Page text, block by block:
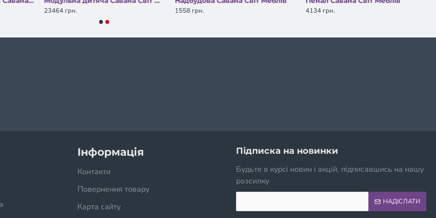
23464 грн.
1558 грн.
4134 грн.
Інформація
Контакти
Повернення товару
Карта сайту
Підписка на новинки
Будьте в курсі новин і акцій, підписавшись на нашу
розсилку
НАДІСЛАТИ